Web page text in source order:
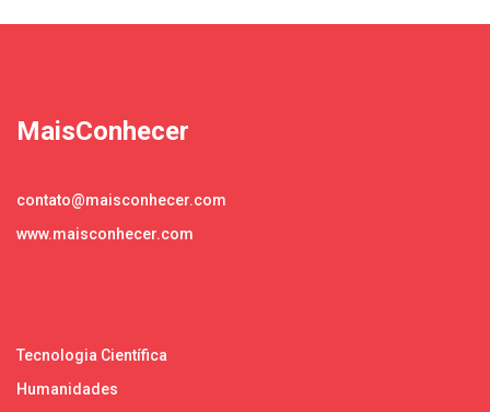
MaisConhecer
contato@maisconhecer.com
www.maisconhecer.com
Tecnologia Científica
Humanidades